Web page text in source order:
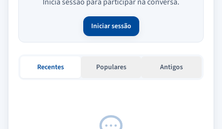
Iniciar sessão
Recentes Populares Antigos